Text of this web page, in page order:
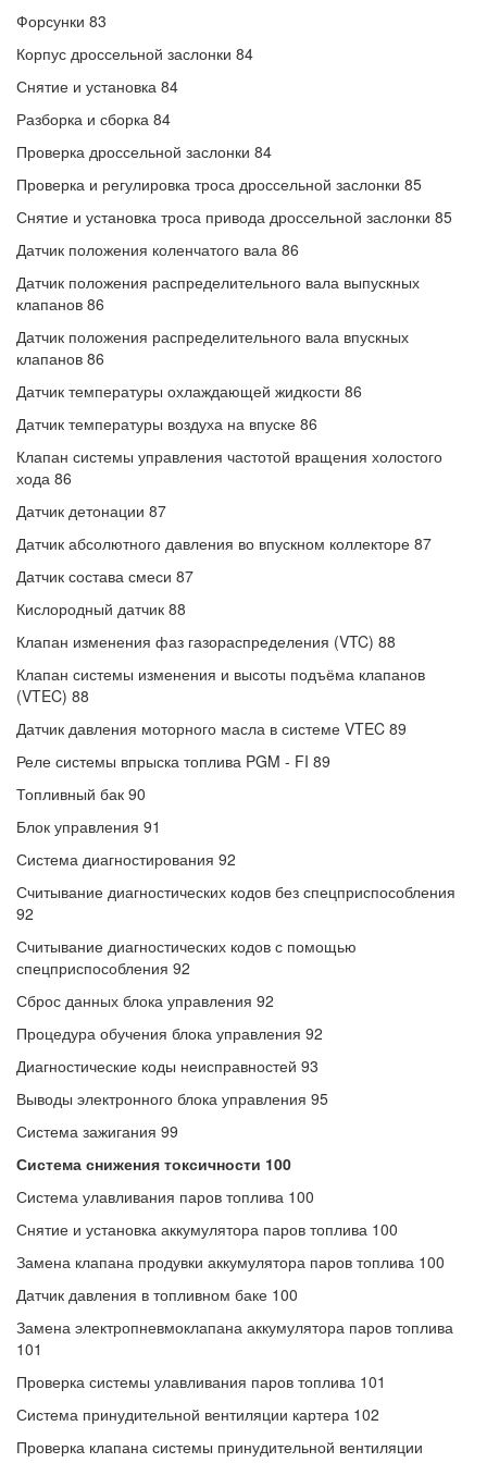
Форсунки 83
Корпус дроссельной заслонки 84
Снятие и установка 84
Разборка и сборка 84
Проверка дроссельной заслонки 84
Проверка и регулировка троса дроссельной заслонки 85
Снятие и установка троса привода дроссельной заслонки 85
Датчик положения коленчатого вала 86
Датчик положения распределительного вала выпускных
клапанов 86
Датчик положения распределительного вала впускных
клапанов 86
Датчик температуры охлаждающей жидкости 86
Датчик температуры воздуха на впуске 86
Клапан системы управления частотой вращения холостого
хода 86
Датчик детонации 87
Датчик абсолютного давления во впускном коллекторе 87
Датчик состава смеси 87
Кислородный датчик 88
Клапан изменения фаз газораспределения (VTC) 88
Клапан системы изменения и высоты подъёма клапанов
(VTEC) 88
Датчик давления моторного масла в системе VTEC 89
Реле системы впрыска топлива PGM - FI 89
Топливный бак 90
Блок управления 91
Система диагностирования 92
Считывание диагностических кодов без спецприспособления
92
Считывание диагностических кодов с помощью
спецприспособления 92
Сброс данных блока управления 92
Процедура обучения блока управления 92
Диагностические коды неисправностей 93
Выводы электронного блока управления 95
Система зажигания 99
Система снижения токсичности 100
Система улавливания паров топлива 100
Снятие и установка аккумулятора паров топлива 100
Замена клапана продувки аккумулятора паров топлива 100
Датчик давления в топливном баке 100
Замена электропневмоклапана аккумулятора паров топлива
101
Проверка системы улавливания паров топлива 101
Система принудительной вентиляции картера 102
Проверка клапана системы принудительной вентиляции